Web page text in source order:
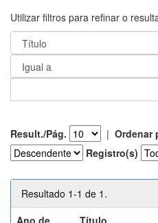
Utilizar filtros para refinar o
Result./Pág. | Ordenar
Registro(s)
Resultado 1-1 de 1.
Ano de
Título